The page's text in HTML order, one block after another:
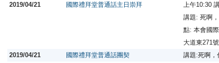
2019/04/21
國際禮拜堂普通話主日崇拜
上午10:30
講題: 死啊
點: 本會國
大道東271
2019/04/21
國際禮拜堂普通話團契
講題:死啊